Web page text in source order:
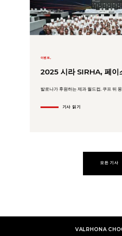
이벤트,
2025 시라 SIRHA, 페이
발로나가 후원하는 제과 월드컵, 쿠프 뒤
기사 읽기
모든 기사
VALRHONA